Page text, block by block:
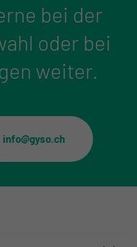
bei der
oder bei
weiter.
info@gyso.ch